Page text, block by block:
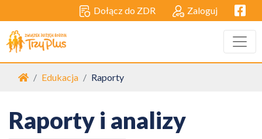
Dołącz do ZDR Zaloguj
Strona główna
Edukacja Raporty
Raporty i analizy